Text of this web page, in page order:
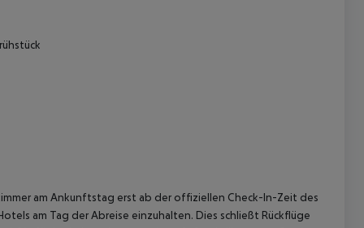
am Ankunftstag erst ab der offiziellen Check-In-Zeit des
am Tag der Abreise einzuhalten. Dies schließt Rückflüge